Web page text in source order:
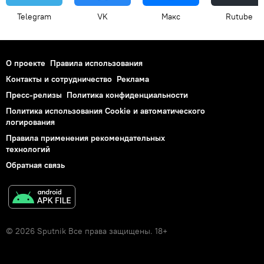
Telegram VK Макс Rutube
О проекте Правила использования
Контакты и сотрудничество Реклама
Пресс-релизы Политика конфиденциальности
Политика использования Cookie и автоматического
логирования
Правила применения рекомендательных
технологий
Обратная связь
© 2026 Sputnik Все права защищены. 18+